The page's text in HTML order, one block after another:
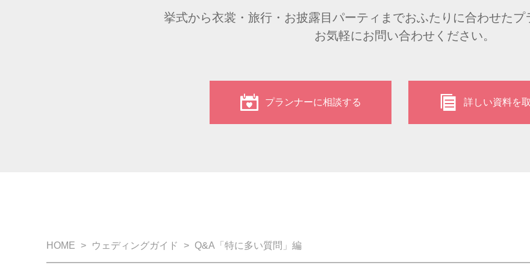
挙式から衣裳・旅行・お披露目パーティまでおふたりに合わせたプ
お気軽にお問い合わせください。
プランナーに相談する 詳しい資料を
HOME ウェディングガイド Q&A「特に多い質問」編